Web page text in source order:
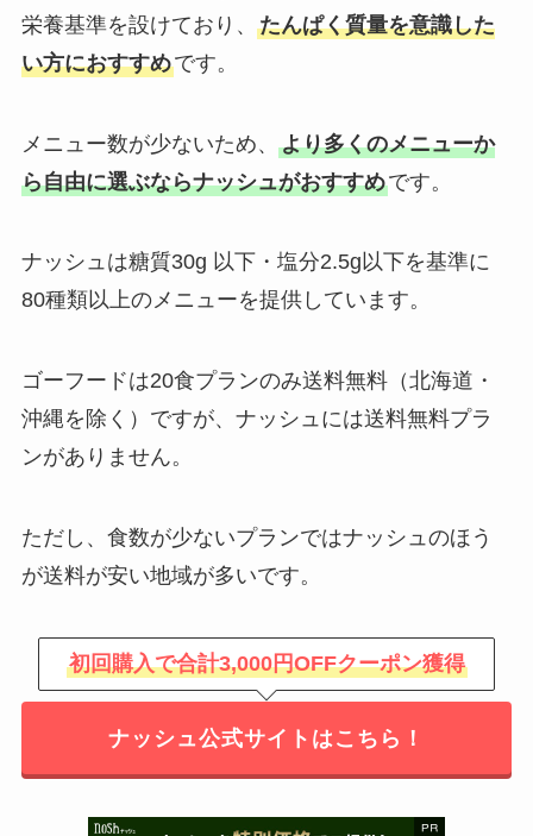
栄養基準を設けており、 たんぱく質量を意識した
い方におすすめです。
メニュー数が少ないため、 より多くのメニューか
ら自由に選ぶならナッシュがおすすめです。
ナッシュは糖質30g 以下・塩分2.5g以下を基準に
80種類以上のメニューを提供しています。
ゴーフードは20食プランのみ送料無料（北海道・
沖縄を除く）ですが、ナッシュには送料無料プラ
ンがありません。
ただし、食数が少ないプランではナッシュのほう
が送料が安い地域が多いです。
初回購入で合計3,000円OFFクーポン獲得
ナッシュ公式サイトはこちら！